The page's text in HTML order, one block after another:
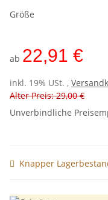
Größe
ab 22,91 €
inkl. 19% USt. ,
Alter Preis: 29,00 €
Unverbindliche
Knapper